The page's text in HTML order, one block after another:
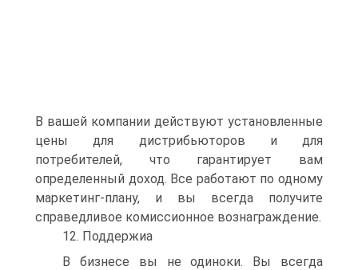
В вашей компании действуют установленные
цены для дистрибьюторов и для
потребителей, что гарантирует вам
определенный доход. Все работают по одному
маркетинг-плану, и вы всегда получите
справедливое комиссионное вознаграждение.
12. Поддержиа
В бизнесе вы не одиноки. Вы всегда